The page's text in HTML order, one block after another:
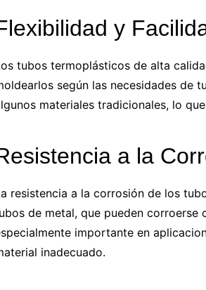
y
tubos termoplásticos de alta
según las necesidades de
materiales tradicionales, lo
a la
resistencia a la corrosión de los
de metal, que pueden corroerse
importante en
inadecuado.